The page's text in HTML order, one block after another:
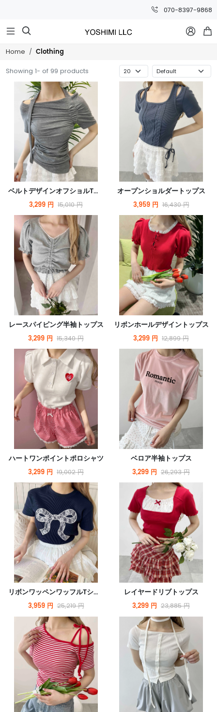
070-8397-9868
  
Home Clothing
Showing 1- of 99 products
ベルトデザインオフショルTシャツ
3,299 円 15,010 円
オープンショルダートップス
3,959 円 16,430 円
レースパイピング半袖トップス
3,299 円 15,340 円
リボンホールデザイントップス
3,299 円 12,899 円
ハートワンポイントポロシャツ
3,299 円 19,002 円
ベロア半袖トップス
3,299 円 26,293 円
リボンワッペンワッフルTシャツ
3,959 円 25,219 円
レイヤードリブトップス
3,299 円 23,885 円